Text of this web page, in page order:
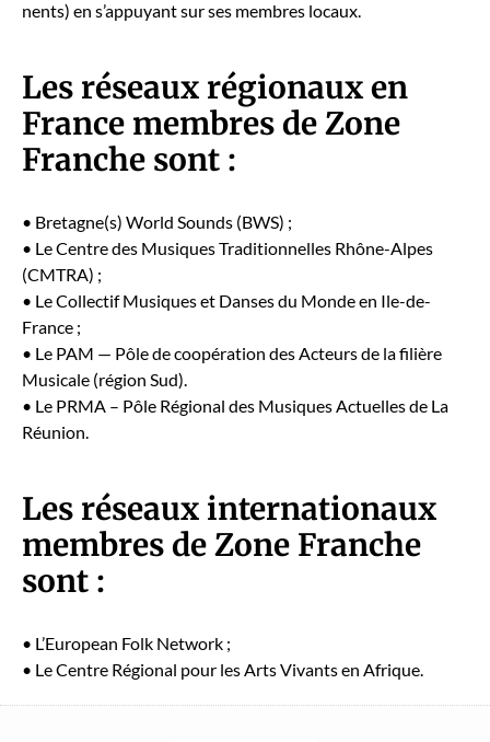
nents) en s’appuyant sur ses mem­bres locaux.
Les réseaux régionaux en
France membres de Zone
Franche sont :
• Bretagne(s) World Sounds (BWS) ;
• Le Cen­tre des Musiques Tra­di­tion­nelles Rhône-Alpes
(CMTRA) ;
• Le Col­lec­tif Musiques et Dans­es du Monde en Ile-de-
France ;
• Le PAM — Pôle de coopéra­tion des Acteurs de la fil­ière
Musi­cale (région Sud).
• Le PRMA – Pôle Région­al des Musiques Actuelles de La
Réu­nion.
Les réseaux internationaux
membres de Zone Franche
sont :
• L’European Folk Net­work ;
• Le Cen­tre Région­al pour les Arts Vivants en Afrique.